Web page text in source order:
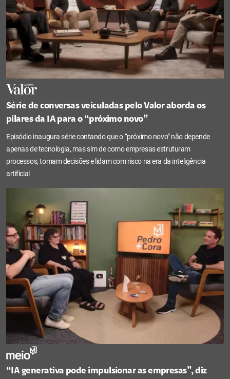
Série de conversas veiculadas pelo Valor aborda os
pilares da IA para o “próximo novo”
Episódio inaugura série contando que o “próximo novo” não depende
apenas de tecnologia, mas sim de como empresas estruturam
processos, tomam decisões e lidam com risco na era da inteligência
artificial
“IA generativa pode impulsionar as empresas”, diz